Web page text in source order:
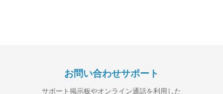
お問い合わせサポート
サポート掲示板やオンライン通話を利用した